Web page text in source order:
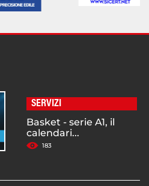
SERVIZI
Basket - serie A1, il
calendari...
183